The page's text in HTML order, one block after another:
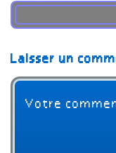
Laisser un